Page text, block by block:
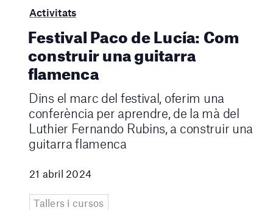
Activitats
Festival Paco de Lucía: Com
construir una guitarra
flamenca
Dins el marc del festival, oferim una
conferència per aprendre, de la mà del
Luthier Fernando Rubins, a construir una
guitarra flamenca
21 abril 2024
Tallers i cursos